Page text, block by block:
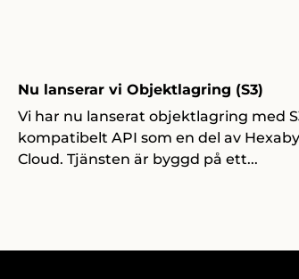
Nu lanserar vi Objektlagring (S3)
Vi har nu lanserat objektlagring med
kompatibelt API som en del av
Cloud. Tjänsten är byggd på ett...